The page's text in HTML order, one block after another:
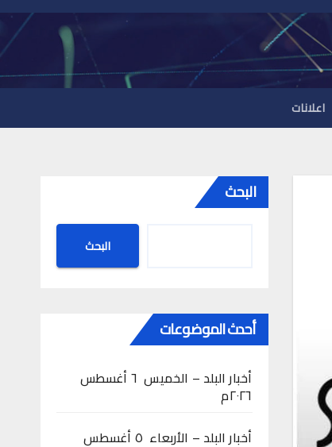
اعلانات
البحث
البحث
أحدث الموضوعات
أخبار البلد – الخميس ٦ أغسطس
٢٠٢٦م
أخبار البلد – الأربعاء ٥ أغسطس